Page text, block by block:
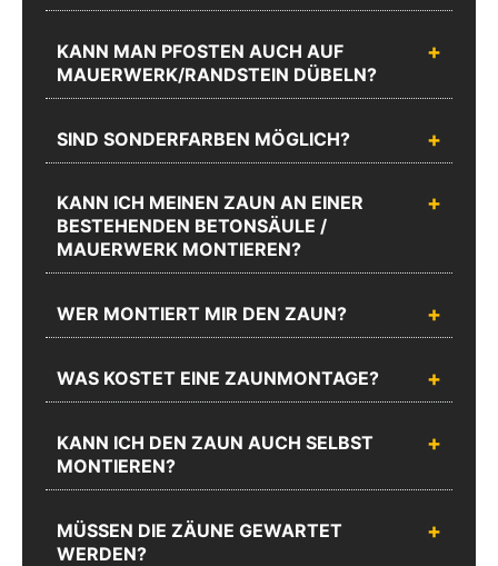
KANN MAN PFOSTEN AUCH AUF
MAUERWERK/RANDSTEIN DÜBELN?
SIND SONDERFARBEN MÖGLICH?
KANN ICH MEINEN ZAUN AN EINER
BESTEHENDEN BETONSÄULE /
MAUERWERK MONTIEREN?
WER MONTIERT MIR DEN ZAUN?
WAS KOSTET EINE ZAUNMONTAGE?
KANN ICH DEN ZAUN AUCH SELBST
MONTIEREN?
MÜSSEN DIE ZÄUNE GEWARTET
WERDEN?